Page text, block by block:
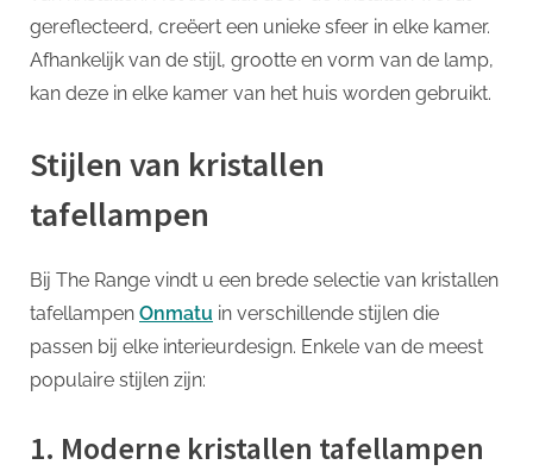
gereflecteerd, creëert een unieke sfeer in elke kamer.
Afhankelijk van de stijl, grootte en vorm van de lamp,
kan deze in elke kamer van het huis worden gebruikt.
Stijlen van kristallen
tafellampen
Bij The Range vindt u een brede selectie van kristallen
tafellampen Onmatu in verschillende stijlen die
passen bij elke interieurdesign. Enkele van de meest
populaire stijlen zijn:
1. Moderne kristallen tafellampen